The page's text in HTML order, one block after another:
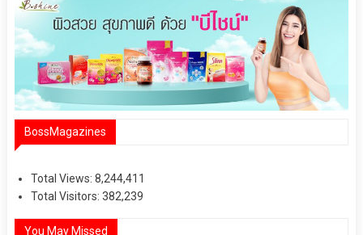
BossMagazines
Total Views: 8,244,411
Total Visitors: 382,239
You May Missed